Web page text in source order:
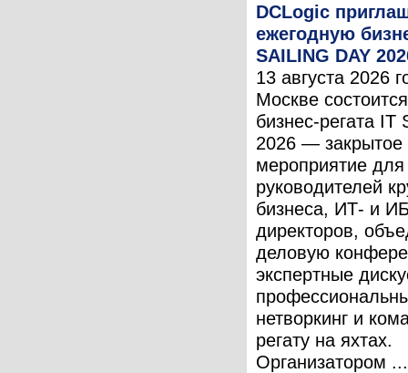
DCLogic
ежегодную
SAILING DAY
13 августа 2026
Москве
бизнес-регата IT
2026 — закрытое
мероприятие для
руководителей
бизнеса, ИТ- и
директоров,
деловую
экспертные
нетворкинг и
регату на яхтах.
Организатором ...